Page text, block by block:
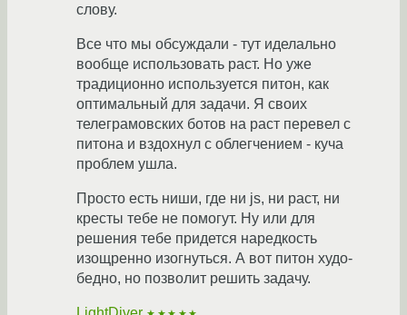
слову.
Все что мы обсуждали - тут иделально
вообще использовать раст. Но уже
традиционно используется питон, как
оптимальный для задачи. Я своих
телеграмовских ботов на раст перевел с
питона и вздохнул с облегчением - куча
проблем ушла.
Просто есть ниши, где ни js, ни раст, ни
кресты тебе не помогут. Ну или для
решения тебе придется наредкость
изощренно изогнуться. А вот питон худо-
бедно, но позволит решить задачу.